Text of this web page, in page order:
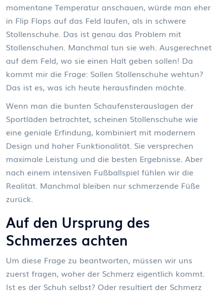
momentane Temperatur anschauen, würde man eher
in Flip Flops auf das Feld laufen, als in schwere
Stollenschuhe. Das ist genau das Problem mit
Stollenschuhen. Manchmal tun sie weh. Ausgerechnet
auf dem Feld, wo sie einen Halt geben sollen! Da
kommt mir die Frage: Sollen Stollenschuhe wehtun?
Das ist es, was ich heute herausfinden möchte.
Wenn man die bunten Schaufensterauslagen der
Sportläden betrachtet, scheinen Stollenschuhe wie
eine geniale Erfindung, kombiniert mit modernem
Design und hoher Funktionalität. Sie versprechen
maximale Leistung und die besten Ergebnisse. Aber
nach einem intensiven Fußballspiel fühlen wir die
Realität. Manchmal bleiben nur schmerzende Füße
zurück.
Auf den Ursprung des
Schmerzes achten
Um diese Frage zu beantworten, müssen wir uns
zuerst fragen, woher der Schmerz eigentlich kommt.
Ist es der Schuh selbst? Oder resultiert der Schmerz